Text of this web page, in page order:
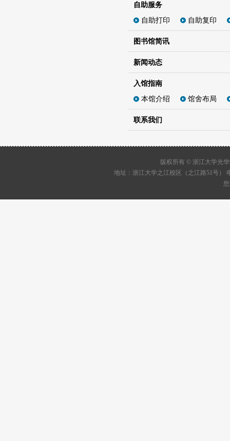
自助服务
自助打印
自助复印
图书馆简讯
新闻动态
入馆指南
本馆介绍
馆舍布局
联系我们
版权所有 © 浙江大学光
地址：浙江大学之江校区（之江路51号）